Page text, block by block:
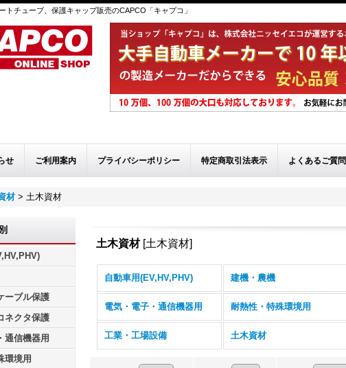
トチューブ、保護キャップ販売のCAPCO「キャプコ」
せ ご利用案内 プライバシーポリシー 特定商取引法表示 よくあるご質問
材 > 土木資材
ーブル保護
ネクタ保護
通信機器用
環境用
土木資材 [土木資材]
自動車用(EV,HV,PHV) 建機・農機
電気・電子・通信機器用 耐熱性・特殊環境用
工業・工場設備 土木資材